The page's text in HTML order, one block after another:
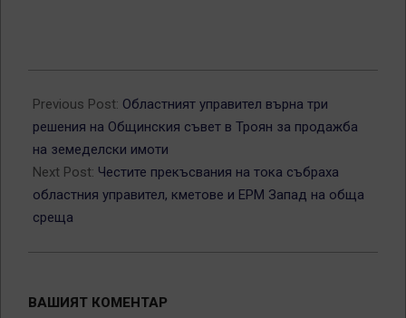
07-
09
Previous Post: Областният управител върна три
решения на Общинския съвет в Троян за продажба
на земеделски имоти
Next Post: Честите прекъсвания на тока събраха
областния управител, кметове и ЕРМ Запад на обща
среща
ВАШИЯТ КОМЕНТАР